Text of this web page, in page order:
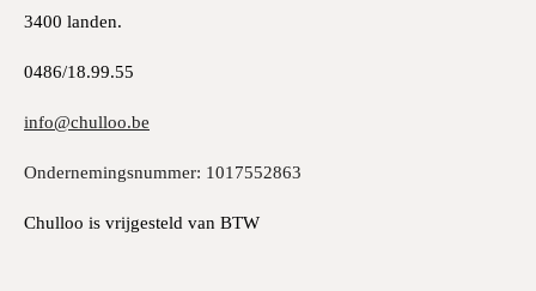
3400 landen.
0486/18.99.55
info@chulloo.be
Ondernemingsnummer: 1017552863
Chulloo is vrijgesteld van BTW